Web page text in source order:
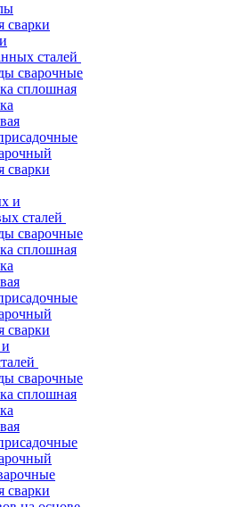
сварки
сталей
сварочные
сплошная
сварки
и
сталей
сварочные
сплошная
сварки
сварочные
сплошная
сварки